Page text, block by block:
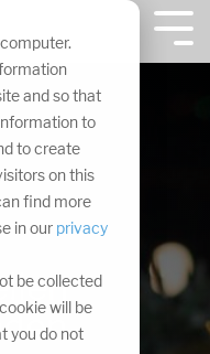
and so that
to
to create
on this
find more
in our privacy
be collected
will be
you do not